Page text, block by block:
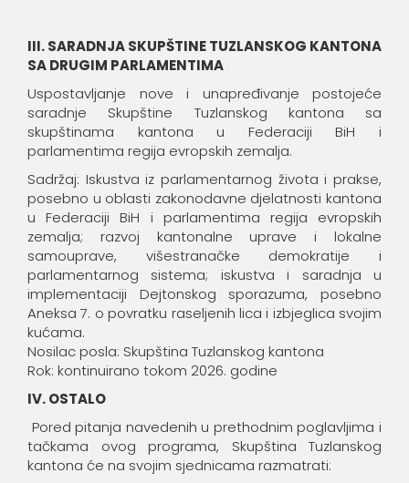
III.SARADNJA SKUPŠTINE TUZLANSKOG KANTONA
SA DRUGIM PARLAMENTIMA
Uspostavljanje nove i unapređivanje postojeće
saradnje Skupštine Tuzlanskog kantona sa
skupštinama kantona u Federaciji BiH i
parlamentima regija evropskih zemalja.
Sadržaj: Iskustva iz parlamentarnog života i prakse,
posebno u oblasti zakonodavne djelatnosti kantona
u Federaciji BiH i parlamentima regija evropskih
zemalja; razvoj kantonalne uprave i lokalne
samouprave, višestranačke demokratije i
parlamentarnog sistema; iskustva i saradnja u
implementaciji Dejtonskog sporazuma, posebno
Aneksa 7. o povratku raseljenih lica i izbjeglica svojim
kućama.
Nosilac posla: Skupština Tuzlanskog kantona
Rok: kontinuirano tokom 2026. godine
IV. OSTALO
Pored pitanja navedenih u prethodnim poglavljima i
tačkama ovog programa, Skupština Tuzlanskog
kantona će na svojim sjednicama razmatrati: